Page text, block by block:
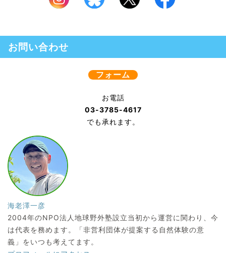
お問い合わせ
フォーム
お電話
03-3785-4617
でも承れます。
海老澤一彦
2004年のNPO法人地球野外塾設立当初から運営に関わり、今
は代表を務めます。「非営利団体が提案する自然体験の意
義」をいつも考えてます。